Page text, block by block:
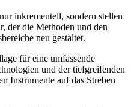
inkrementell, sondern stellen
der die Methoden und den
neu gestaltet.
für eine umfassende
und der tiefgreifenden
Instrumente auf das Streben